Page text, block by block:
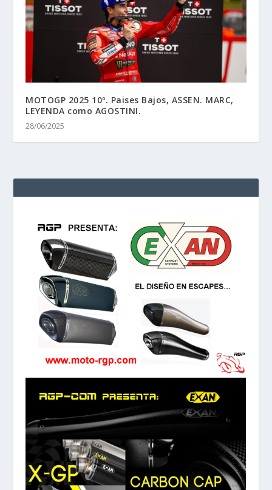
MOTOGP 2025 10º. Paises Bajos, ASSEN. MARC,
LEYENDA como AGOSTINI.
28/06/2025